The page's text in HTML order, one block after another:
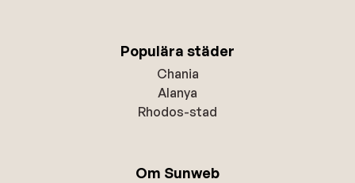
Populära städer
Chania
Alanya
Rhodos-stad
Om Sunweb